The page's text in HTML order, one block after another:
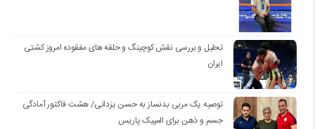
تحلیل و بررسی نقش کوچینگ و حلقه های مفقوده امروز کشتی
ایران
توصیه یک مربی بدنساز به حسن یزدانی/ هشت فاکتور آمادگی
جسم و ذهن برای المپیک پاریس